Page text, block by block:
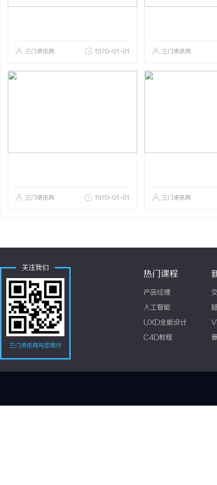
三门资讯网 1970-01-01 三门资讯网
三门资讯网 1970-01-01 三门资讯网
关注我们
三门资讯网与您同行
热门课程
产品经理
人工智能
UXD全能设计
C4D教程